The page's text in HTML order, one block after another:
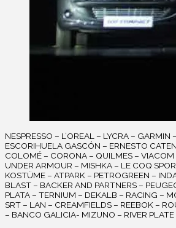
NESPRESSO – L’OREAL – LYCRA – GARMIN
ESCORIHUELA GASCÓN – ERNESTO
COLOMÉ – CORONA – QUILMES –
UNDER ARMOUR – MISHKA – LE COQ
KOSTÜME – ATPARK – PETROGREEN –
BLAST – BACKER AND PARTNERS –
PLATA – TERNIUM – DEKALB – RACING –
SRT – LAN – CREAMFIELDS – REEBOK –
– BANCO GALICIA- MIZUNO – RIVER